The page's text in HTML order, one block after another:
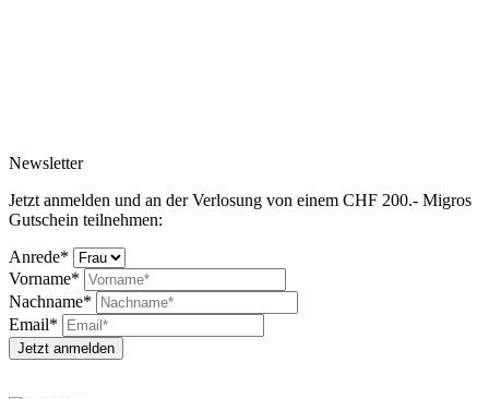
Newsletter
Jetzt anmelden und an der Verlosung von einem CHF 200.- Migros
Gutschein teilnehmen:
Anrede*
Vorname*
Nachname*
Email*
Jetzt anmelden